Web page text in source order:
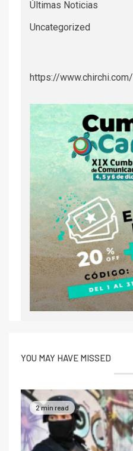
Últimas Noticias
Uncategorized
https://www.chirchi.com/
YOU MAY HAVE MISSED
2 min read